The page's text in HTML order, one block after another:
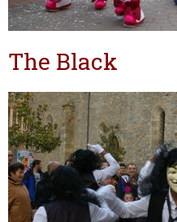
The Black